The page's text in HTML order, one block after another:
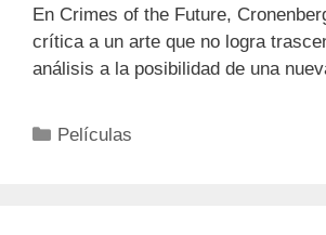
En Crimes of the Future,
crítica a un arte que no logra
análisis a la posibilidad de una
Categorías
Películas